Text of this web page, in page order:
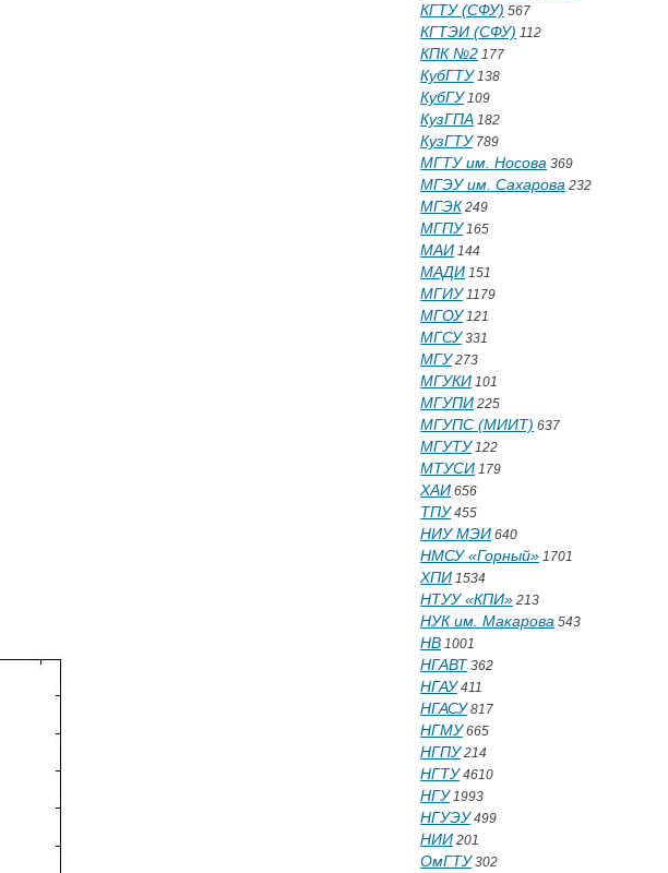
КГТУ (СФУ) 567
КГТЭИ (СФУ) 112
КПК №2 177
КубГТУ138
КубГУ109
КузГПА 182
КузГТУ789
МГТУ им. Носова 369
МГЭУ им. Сахарова 232
МГЭК 249
МГПУ165
МАИ 144
МАДИ 151
МГИУ1179
МГОУ121
МГСУ331
МГУ273
МГУКИ 101
МГУПИ 225
МГУПС (МИИТ) 637
МГУТУ122
МТУСИ 179
ХАИ 656
ТПУ455
НИУ МЭИ 640
НМСУ «Горный» 1701
ХПИ 1534
НТУУ «КПИ» 213
НУК им. Макарова 543
НВ 1001
НГАВТ 362
НГАУ411
НГАСУ817
НГМУ665
НГПУ214
НГТУ4610
НГУ1993
НГУЭУ499
НИИ 201
ОмГТУ302